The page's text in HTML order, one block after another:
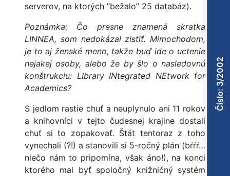
serverov, na ktorých “bežalo” 25 databáz).
Poznámka: Čo presne znamená skratka
LINNEA, som nedokázal zistiť. Mimochodom,
je to aj ženské meno, takže buď ide o uctenie
nejakej osoby, alebo že by šlo o nasledovnú
konštrukciu: LIbrary INtegrated NEtwork for
Academics?
S jedlom rastie chuť a neuplynulo ani 11 rokov
a knihovníci v tejto čudesnej krajine dostali
chuť si to zopakovať. Štát tentoraz z toho
vynechali (?!) a stanovili si 5-ročný plán (bŕŕŕ…
niečo nám to pripomína, však áno!), na konci
ktorého mal byť spoločný knižničný systém
Číslo: 3/2002